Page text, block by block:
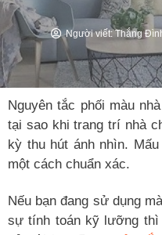
Người viết:Thắng
Nguyên tắc phối màu
tại sao khi trang trí nhà
kỳ thu hút ánh nhìn.
một cách chuẩn xác.
Nếu bạn đang sử dụng
sự tính toán kỹ lưỡng thì